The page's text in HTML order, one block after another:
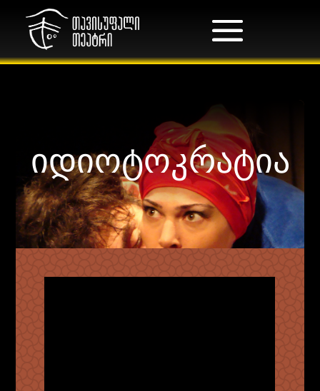
იდიოტოკრატია